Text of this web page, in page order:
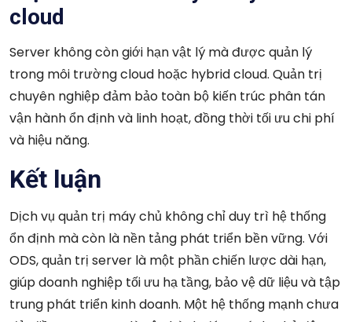
cloud
Server không còn giới hạn vật lý mà được quản lý
trong môi trường cloud hoặc hybrid cloud. Quản trị
chuyên nghiệp đảm bảo toàn bộ kiến trúc phân tán
vận hành ổn định và linh hoạt, đồng thời tối ưu chi phí
và hiệu năng.
Kết luận
Dịch vụ quản trị máy chủ không chỉ duy trì hệ thống
ổn định mà còn là nền tảng phát triển bền vững. Với
ODS, quản trị server là một phần chiến lược dài hạn,
giúp doanh nghiệp tối ưu hạ tầng, bảo vệ dữ liệu và tập
trung phát triển kinh doanh. Một hệ thống mạnh chưa